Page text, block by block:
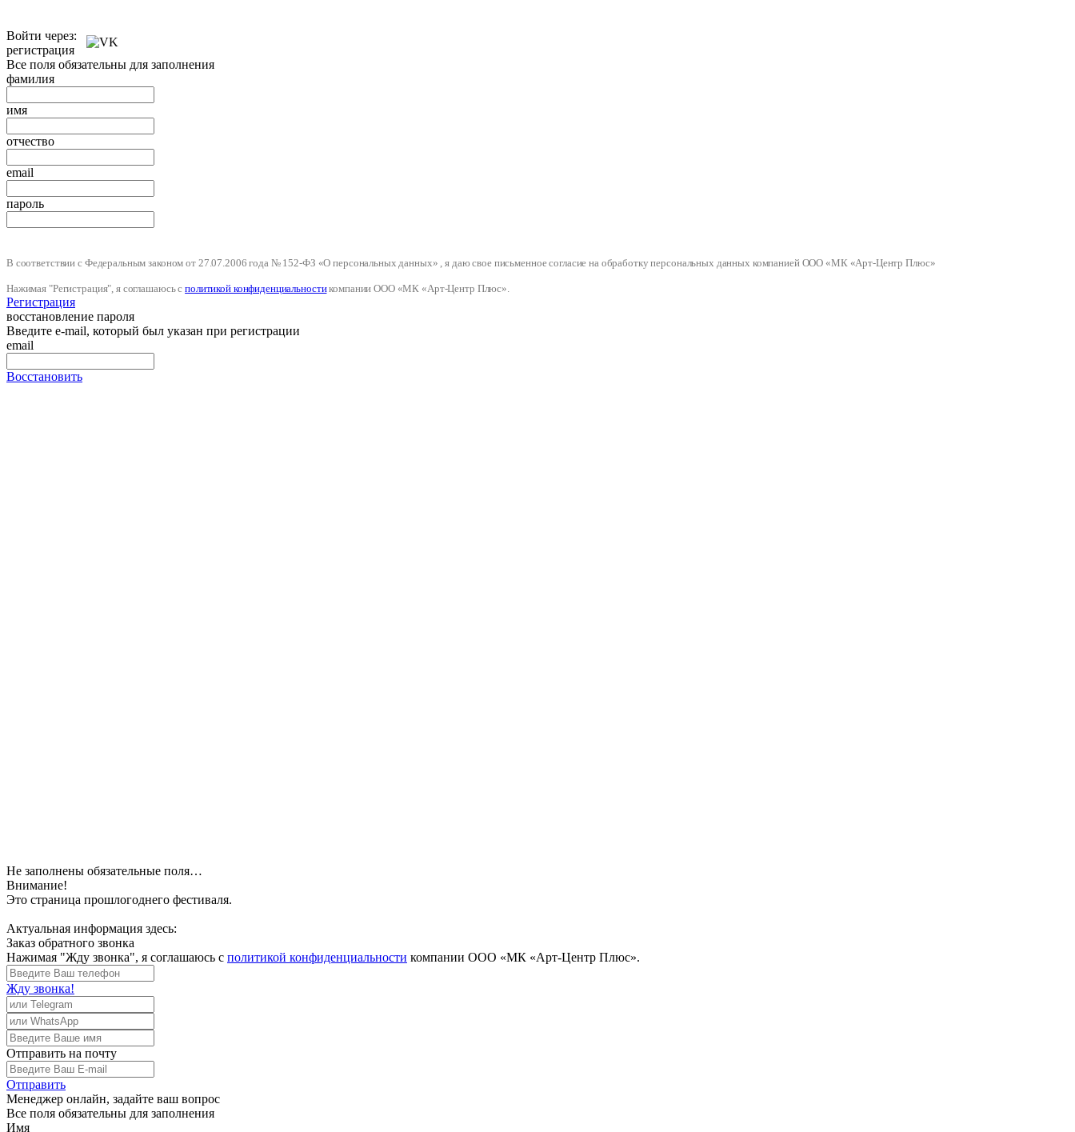
Войти через:
регистрация
Все поля обязательны для заполнения
фамилия
имя
отчество
email
пароль
В соответствии с Федеральным законом от 27.07.2006 года № 152-ФЗ «О персональных данных» , я даю свое письменное согласие на обработку персональных данных компанией ООО «МК «Арт-Центр Плюс»
Нажимая "Регистрация", я соглашаюсь сполитикой конфиденциальностикомпании ООО «МК «Арт-Центр Плюс».
Регистрация
восстановление пароля
Введите e-mail, который был указан при регистрации
email
Восстановить
Не заполнены обязательные поля…
Внимание!
Это страница прошлогоднего фестиваля.
Актуальная информация здесь:
Заказ обратного звонка
Нажимая "Жду звонка", я соглашаюсь с политикой конфиденциальности компании ООО «МК «Арт-Центр Плюс».
Жду звонка!
Отправить на почту
Отправить
Менеджер онлайн, задайте ваш вопрос
Все поля обязательны для заполнения
Имя